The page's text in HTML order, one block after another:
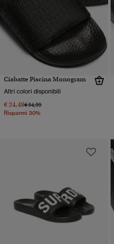
Ciabatte Piscina Monogram
Altri colori disponibili
€ 24,49Prezzo ridotto da
€ 34,99a
Risparmi 30%